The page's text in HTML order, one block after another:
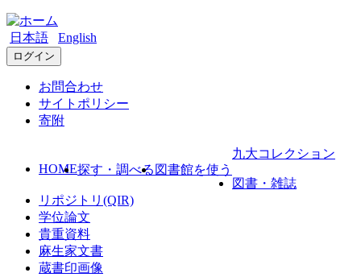
日本語 English
ログイン
お問合わせ
サイトポリシー
寄附
HOME探す・調べる 図書館を使う
九大コレクション
図書・雑誌
リポジトリ(QIR)
学位論文
貴重資料
麻生家文書
蔵書印画像